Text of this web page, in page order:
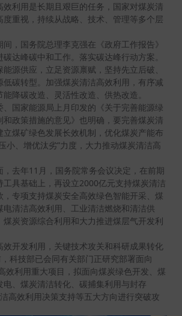
效利用是长期且艰巨的任务，国家对煤炭清
重视，持续从战略、技术、管理等多个层
，国务院总理李克强在《政府工作报告》
达峰碳中和工作。落实碳达峰行动方案。
源供应，立足资源禀赋，坚持先立后破、
低碳转型。加强煤炭清洁高效利用，有序减
降碳改造、灵活性改造、供热改造。
、国家能源局上月印发的《关于完善能源绿
和政策措施的意见》也明确，要完善煤炭清
煤矿绿色发展长效机制，优化煤炭产能布
小、增优汰劣”力度，大力推动煤炭清洁高
，去年11月，国务院常务会议决定，在前期
工具基础上，再设立2000亿元支持煤炭清洁
，专项支持煤炭安全高效绿色智能开采、煤
电清洁高效利用、工业清洁燃烧和清洁供
煤炭资源综合利用和大力推进煤层气开发利
效开发利用，关键技术攻关和科研成果转化
科技部已会同有关部门正研究部署面向
效利用重大项目，拟面向煤炭绿色开发、煤
电、煤炭清洁转化、碳捕集利用与封存
洁高效利用决策支持等五大方向进行突破攻